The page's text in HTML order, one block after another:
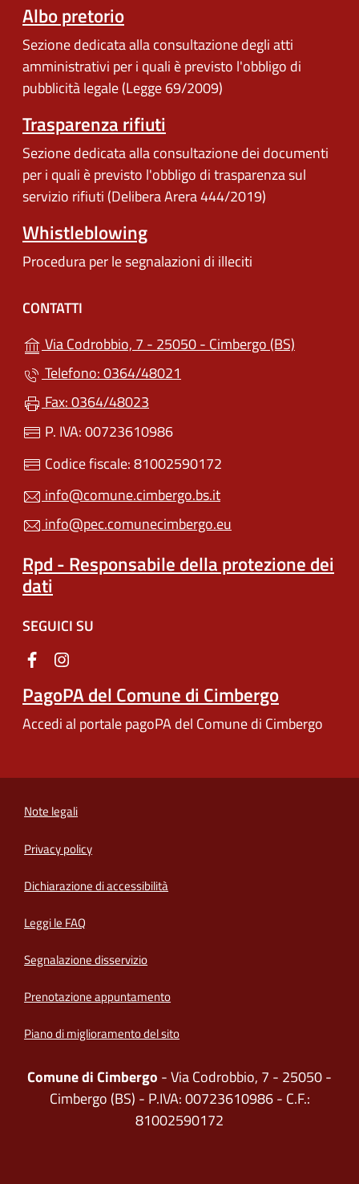
Albo pretorio
Sezione dedicata alla consultazione degli atti
amministrativi per i quali è previsto l'obbligo di
pubblicità legale (Legge 69/2009)
Trasparenza rifiuti
Sezione dedicata alla consultazione dei documenti
per i quali è previsto l'obbligo di trasparenza sul
servizio rifiuti (Delibera Arera 444/2019)
Whistleblowing
Procedura per le segnalazioni di illeciti
CONTATTI
Via Codrobbio, 7 - 25050 - Cimbergo (BS)
Telefono: 0364/48021
Fax: 0364/48023
P. IVA: 00723610986
Codice fiscale: 81002590172
info@comune.cimbergo.bs.it
info@pec.comunecimbergo.eu
Rpd - Responsabile della protezione dei
dati
SEGUICI SU
PagoPA del Comune di Cimbergo
Accedi al portale pagoPA del Comune di Cimbergo
Note legali
Privacy policy
Dichiarazione di accessibilità
Leggi le FAQ
Segnalazione disservizio
Prenotazione appuntamento
Piano di miglioramento del sito
Comune di Cimbergo - Via Codrobbio, 7 - 25050 -
Cimbergo (BS) - P.IVA: 00723610986 - C.F.:
81002590172